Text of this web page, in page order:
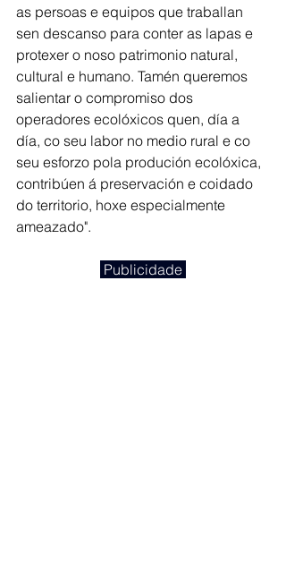
as persoas e equipos que traballan
sen descanso para conter as lapas e
protexer o noso patrimonio natural,
cultural e humano. Tamén queremos
salientar o compromiso dos
operadores ecolóxicos quen, día a
día, co seu labor no medio rural e co
seu esforzo pola produción ecolóxica,
contribúen á preservación e coidado
do territorio, hoxe especialmente
ameazado".
Publicidade